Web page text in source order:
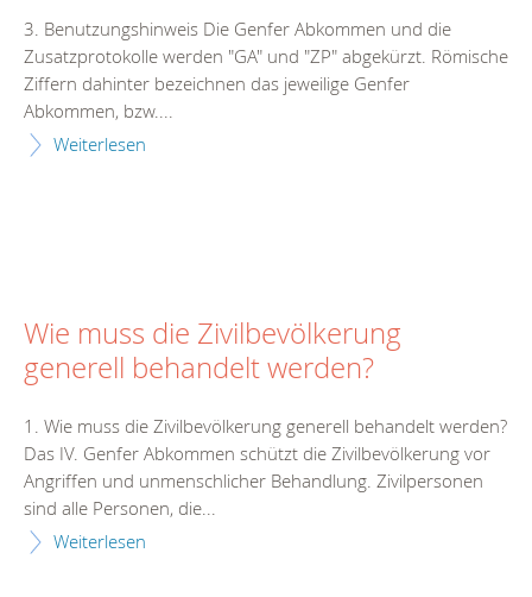
3. Benutzungshinweis Die Genfer Abkommen und die
Zusatzprotokolle werden "GA" und "ZP" abgekürzt. Römische
Ziffern dahinter bezeichnen das jeweilige Genfer
Abkommen, bzw....
Weiterlesen
Wie muss die Zivilbevölkerung
generell behandelt werden?
1. Wie muss die Zivilbevölkerung generell behandelt werden?
Das IV. Genfer Abkommen schützt die Zivilbevölkerung vor
Angriffen und unmenschlicher Behandlung. Zivilpersonen
sind alle Personen, die...
Weiterlesen